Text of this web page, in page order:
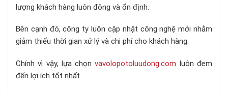
lượng khách hàng luôn đông và ổn định.
Bên cạnh đó, công ty luôn cập nhật công nghệ mới nhằm
giảm thiểu thời gian xử lý và chi phí cho khách hàng.
Chính vì vậy, lựa chọnvavolopotoluudong.com luôn đem
đến lợi ích tốt nhất.